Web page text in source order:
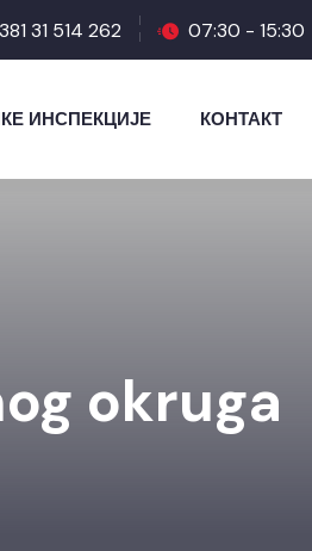
31 514 262 07:30 - 15:30
ИНСПЕКЦИЈЕ КОНТАКТ
okruga